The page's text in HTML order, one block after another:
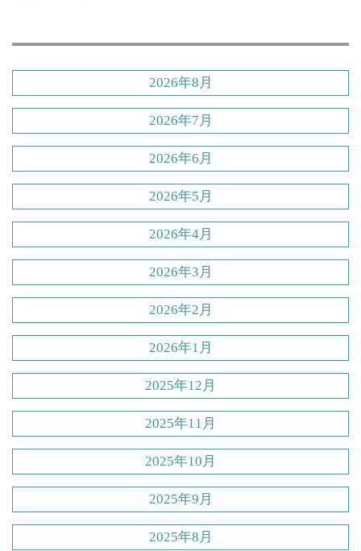
2026年8月
2026年7月
2026年6月
2026年5月
2026年4月
2026年3月
2026年2月
2026年1月
2025年12月
2025年11月
2025年10月
2025年9月
2025年8月